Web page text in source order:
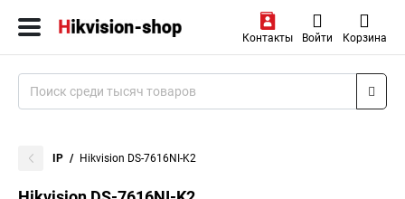
Контакты Войти Корзина
IP Hikvision DS-7616NI-K2